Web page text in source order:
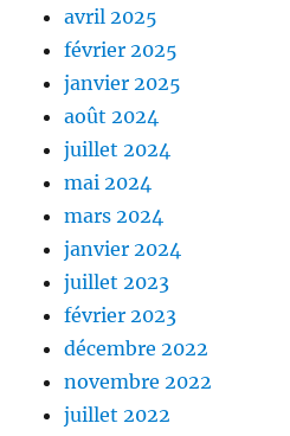
avril 2025
février 2025
janvier 2025
août 2024
juillet 2024
mai 2024
mars 2024
janvier 2024
juillet 2023
février 2023
décembre 2022
novembre 2022
juillet 2022